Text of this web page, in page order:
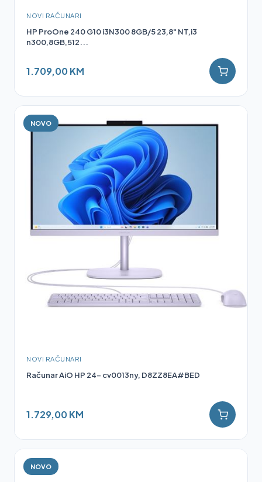
NOVI RAČUNARI
HP ProOne 240 G10 i3N300 8GB/5 23,8" NT,i3
n300,8GB,512...
1.709,00 KM
NOVO
NOVI RAČUNARI
Računar AiO HP 24- cv0013ny, D8ZZ8EA#BED
1.729,00 KM
NOVO